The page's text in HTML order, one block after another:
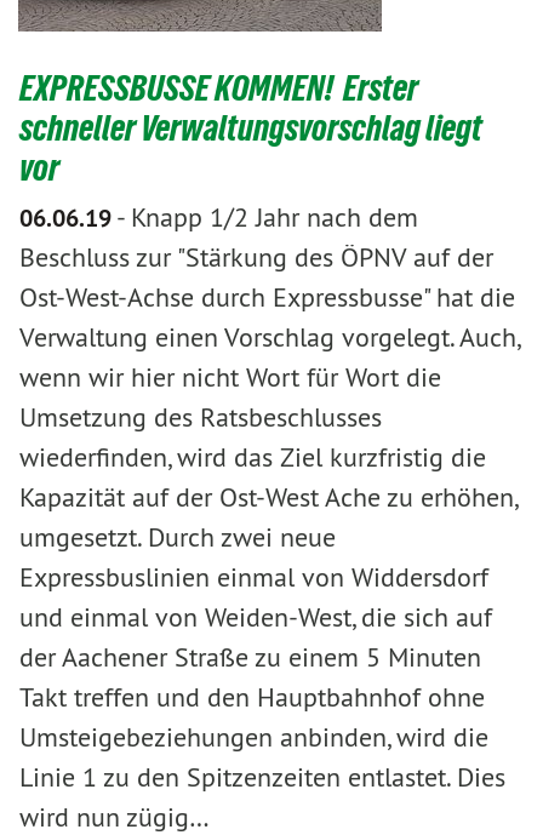
EXPRESSBUSSE KOMMEN! Erster
schneller Verwaltungsvorschlag liegt
vor
06.06.19- Knapp 1/2 Jahr nach dem
Beschluss zur "Stärkung des ÖPNV auf der
Ost-West-Achse durch Expressbusse" hat die
Verwaltung einen Vorschlag vorgelegt. Auch,
wenn wir hier nicht Wort für Wort die
Umsetzung des Ratsbeschlusses
wiederfinden, wird das Ziel kurzfristig die
Kapazität auf der Ost-West Ache zu erhöhen,
umgesetzt. Durch zwei neue
Expressbuslinien einmal von Widdersdorf
und einmal von Weiden-West, die sich auf
der Aachener Straße zu einem 5 Minuten
Takt treffen und den Hauptbahnhof ohne
Umsteigebeziehungen anbinden, wird die
Linie 1 zu den Spitzenzeiten entlastet. Dies
wird nun zügig…